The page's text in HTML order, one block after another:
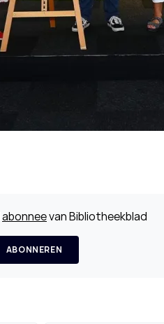
abonneevan Bibliotheekblad
ABONNEREN